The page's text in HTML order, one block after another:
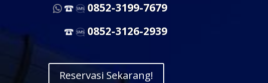
0852-3199-7679
0852-3126-2939
Reservasi Sekarang!